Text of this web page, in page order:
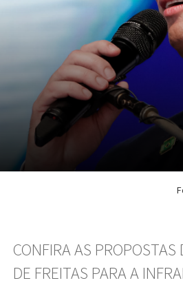
CONFIRA AS
DE FREITAS PARA A